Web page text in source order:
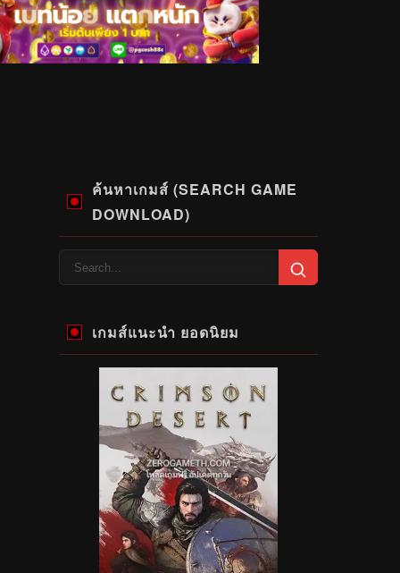
ค้นหาเกมส์ (SEARCH GAME
DOWNLOAD)
เกมส์แนะนำ ยอดนิยม